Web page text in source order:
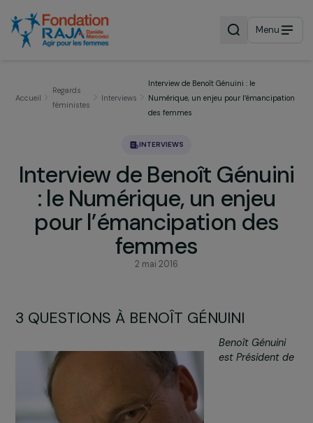
Menu
Regards
Interviews
Interview de Benoît Génuini : le
Numérique, un enjeu pour
Interview de Benoît
: le Numérique, un enjeu
pour l’émancipation des
femmes
3 QUESTIONS À BENOÎT GÉNUINI